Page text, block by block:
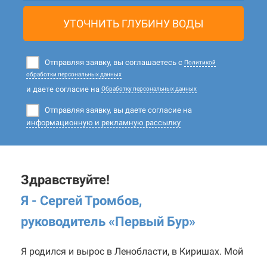
УТОЧНИТЬ ГЛУБИНУ ВОДЫ
Отправляя заявку, вы соглашаетесь с Политикой
обработки персональных данных
и даете согласие на Обработку персональных данных
Отправляя заявку, вы даете согласие на
информационную и рекламную рассылку
Здравствуйте!
Я - Сергей Тромбов,
руководитель «Первый Бур»
Я родился и вырос в Ленобласти, в Киришах. Мой